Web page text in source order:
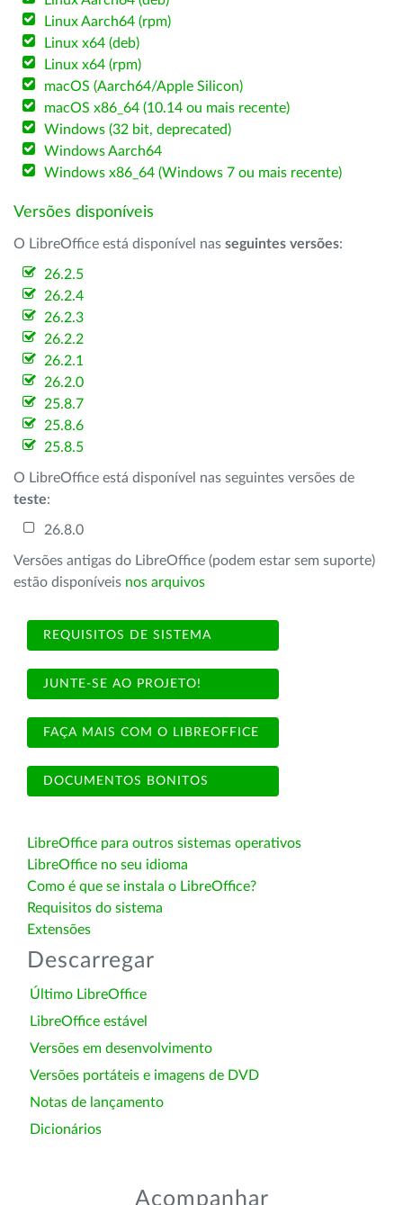
Linux Aarch64 (rpm)
Linux x64 (deb)
Linux x64 (rpm)
macOS (Aarch64/Apple Silicon)
macOS x86_64 (10.14 ou mais recente)
Windows (32 bit, deprecated)
Windows Aarch64
Windows x86_64 (Windows 7 ou mais recente)
Versões disponíveis
O LibreOffice está disponível nas seguintes versões:
26.2.5
26.2.4
26.2.3
26.2.2
26.2.1
26.2.0
25.8.7
25.8.6
25.8.5
O LibreOffice está disponível nas seguintes versões de
teste:
26.8.0
Versões antigas do LibreOffice (podem estar sem suporte)
estão disponíveis nos arquivos
REQUISITOS DE SISTEMA
JUNTE-SE AO PROJETO!
FAÇA MAIS COM O LIBREOFFICE
DOCUMENTOS BONITOS
LibreOffice para outros sistemas operativos
LibreOffice no seu idioma
Como é que se instala o LibreOffice?
Requisitos do sistema
Extensões
Descarregar
Último LibreOffice
LibreOffice estável
Versões em desenvolvimento
Versões portáteis e imagens de DVD
Notas de lançamento
Dicionários
Acompanhar